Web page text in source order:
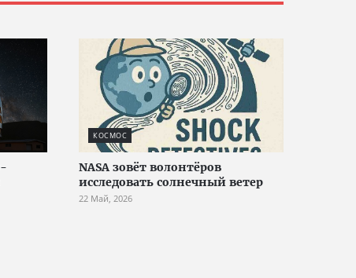
КОСМОС
NASA зовёт волонтёров
исследовать солнечный ветер
22 Май, 2026